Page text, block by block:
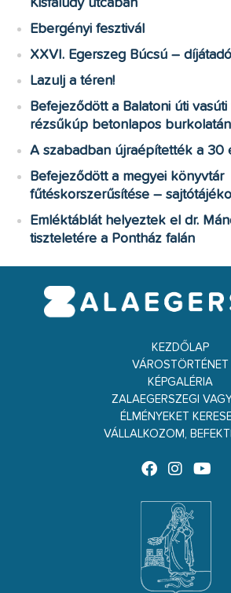
Kisfaludy utcában
Ebergényi fesztivál
XXVI. Egerszeg Búcsú –
Lazulj a téren!
Befejeződött a Balatoni úti
rézsűkúp betonlapos
A szabadban újraépítették a 30
Befejeződött a megyei könyvtár
fűtéskorszerűsítése –
Emléktáblát helyeztek el dr.
tiszteletére a Pontház falán
KEZDŐLAP
VÁROSTÖRTÉNET
KÉPGALÉRIA
ZALAEGERSZEGI
ÉLMÉNYEKET
VÁLLALKOZOM,